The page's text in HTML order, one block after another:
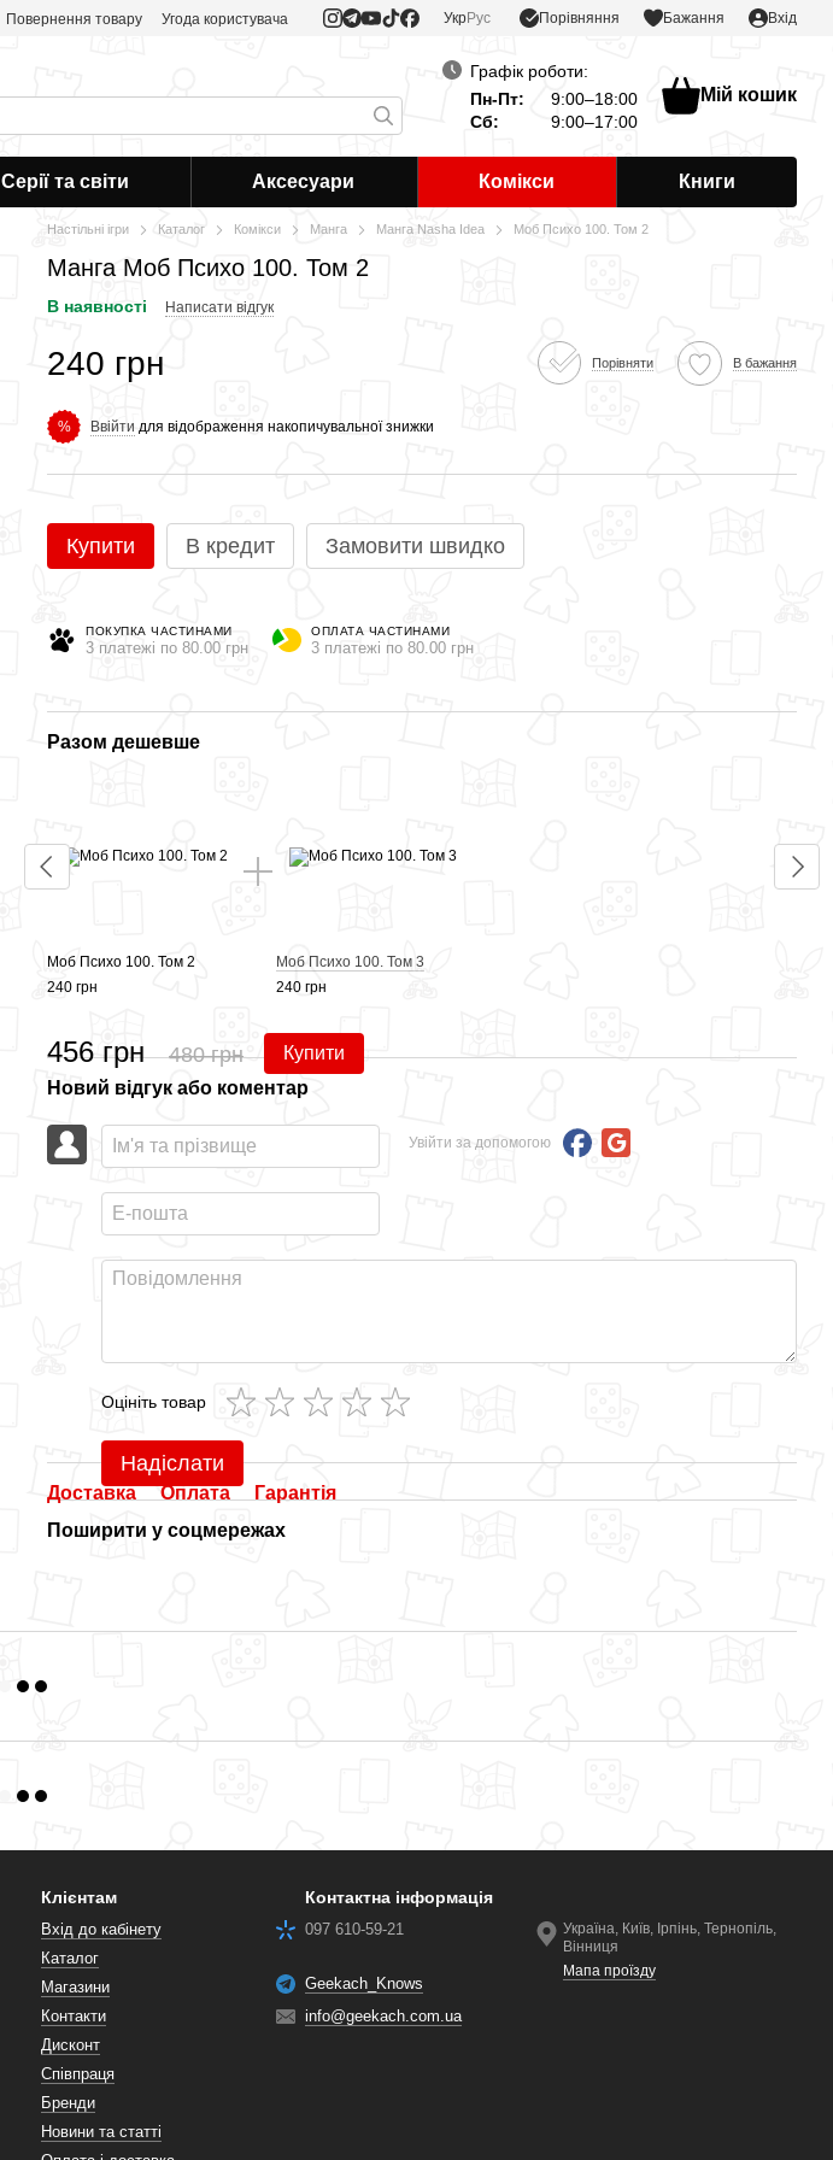
Повернення товару
Угода користувача
УкрРус Порівняння Бажання Вхід
Графік роботи:
Пн-Пт:
9:00–18:00
Сб:
9:00–17:00
Мій кошик
Серії та світи Аксесуари Комікси Книги
Настільні ігри Каталог Комікси Манга Манга Nasha Idea Моб Психо 100. Том 2
Манга Моб Психо 100. Том 2
В наявності Написати відгук
240 грн Порівняти В бажання
% Ввійти для відображення накопичувальної знижки
Купити В кредит Замовити швидко
ПОКУПКА ЧАСТИНАМИ
3 платежі по 80.00 грн
ОПЛАТА ЧАСТИНАМИ
3 платежі по 80.00 грн
Разом дешевше
Моб Психо 100. Том 2
240 грн
Моб Психо 100. Том 3
240 грн
456 грн 480 грн Купити
Новий відгук або коментар
Увійти за допомогою
Оцініть товар
Надіслати
Доставка Оплата
Гарантія
Поширити у соцмережах
Клієнтам
Вхід до кабінету
Каталог
Магазини
Контакти
Дисконт
Співпраця
Бренди
Новини та статті
Контактна інформація
097 610-59-21
Geekach_Knows
info@geekach.com.ua
Україна, Київ, Ірпінь, Тернопіль,
Вінниця
Мапа проїзду